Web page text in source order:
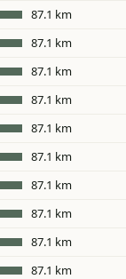
87.1 km
87.1 km
87.1 km
87.1 km
87.1 km
87.1 km
87.1 km
87.1 km
87.1 km
87.1 km